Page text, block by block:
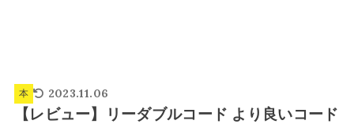
本 2023.11.06
【レビュー】リーダブルコード より良いコード